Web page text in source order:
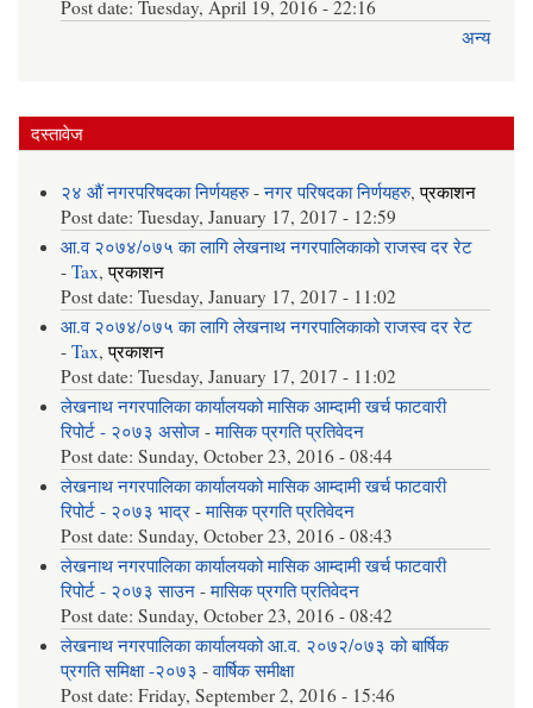
Post date:Tuesday, April 19, 2016 - 22:16
अन्य
दस्तावेज
२४ औं नगरपरिषदका निर्णयहरु-नगर परिषदका निर्णयहरु,प्रकाशन
Post date:Tuesday, January 17, 2017 - 12:59
आ.व २०७४/०७५ का लागि लेखनाथ नगरपालिकाको राजस्व दर रेट
-Tax,प्रकाशन
Post date:Tuesday, January 17, 2017 - 11:02
आ.व २०७४/०७५ का लागि लेखनाथ नगरपालिकाको राजस्व दर रेट
-Tax,प्रकाशन
Post date:Tuesday, January 17, 2017 - 11:02
लेखनाथ नगरपालिका कार्यालयको मासिक आम्दामी खर्च फाटवारी
रिपोर्ट - २०७३ असोज -मासिक प्रगति प्रतिवेदन
Post date:Sunday, October 23, 2016 - 08:44
लेखनाथ नगरपालिका कार्यालयको मासिक आम्दामी खर्च फाटवारी
रिपोर्ट - २०७३ भाद्र-मासिक प्रगति प्रतिवेदन
Post date:Sunday, October 23, 2016 - 08:43
लेखनाथ नगरपालिका कार्यालयको मासिक आम्दामी खर्च फाटवारी
रिपोर्ट - २०७३ साउन-मासिक प्रगति प्रतिवेदन
Post date:Sunday, October 23, 2016 - 08:42
लेखनाथ नगरपालिका कार्यालयको आ.व. २०७२/०७३ को बार्षिक
प्रगति समिक्षा -२०७३-वार्षिक समीक्षा
Post date:Friday, September 2, 2016 - 15:46